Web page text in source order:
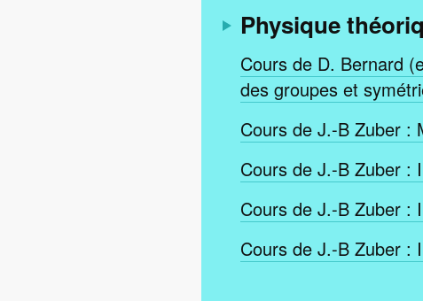
Physique
Cours de D. Bernard
des groupes et
Cours de J.-B Zuber :
Cours de J.-B Zuber :
Cours de J.-B Zuber :
Cours de J.-B Zuber :